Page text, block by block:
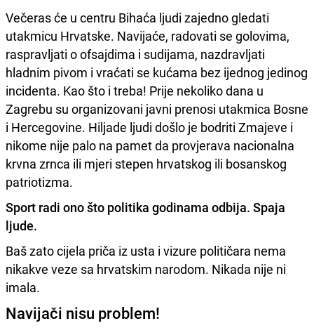
Večeras će u centru Bihaća ljudi zajedno gledati
utakmicu Hrvatske. Navijaće, radovati se golovima,
raspravljati o ofsajdima i sudijama, nazdravljati
hladnim pivom i vraćati se kućama bez ijednog jedinog
incidenta. Kao što i treba! Prije nekoliko dana u
Zagrebu su organizovani javni prenosi utakmica Bosne
i Hercegovine. Hiljade ljudi došlo je bodriti Zmajeve i
nikome nije palo na pamet da provjerava nacionalna
krvna zrnca ili mjeri stepen hrvatskog ili bosanskog
patriotizma.
Sport radi ono što politika godinama odbija. Spaja
ljude.
Baš zato cijela priča iz usta i vizure političara nema
nikakve veze sa hrvatskim narodom. Nikada nije ni
imala.
Navijači nisu problem!